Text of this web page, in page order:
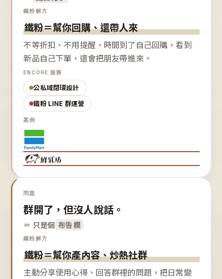
鐵粉解方
鐵粉＝幫你回購、還帶人來
不等折扣、不用提醒，時間到了自己回購，看到
新品自己下單，還會把朋友帶進來。
ENCORE 服務
公私域閉環設計
鐵粉 LINE 群運營
案例
問題
群開了，但沒人說話。
＝ 只是個 布告欄
鐵粉解方
鐵粉＝幫你產內容、炒熱社群
主動分享使用心得、回答群裡的問題，把日常變